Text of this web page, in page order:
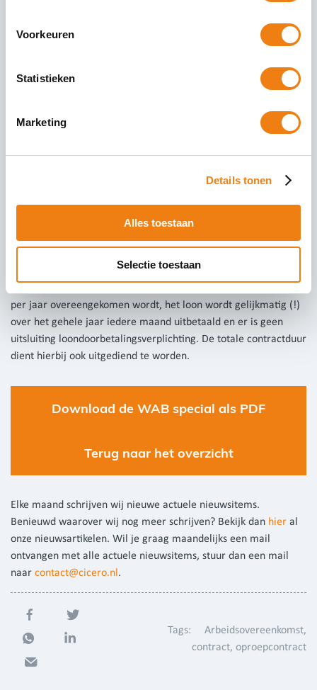
Voorkeuren
Statistieken
Marketing
Details tonen
Alles toestaan
Selectie toestaan
Contracten met stilzwijgende verlenging dienen daarmee
minimaal voor 4 weken verlengd te worden en indien deze
loondoorbetalingsverplichting hebben, geldt dat per 2020
Conclusie
omhoog in verband met de transitievergoeding (ca 2.78%
Aandachtspunten/uitzonderingen
urenmodel wordt toegepast vallen niet onder de regels van de
per jaar overeengekomen wordt, het loon wordt gelijkmatig (!)
over het gehele jaar iedere maand uitbetaald en er is geen
uitsluiting loondoorbetalingsverplichting. De totale contractduur
dient hierbij ook uitgediend te worden.
Download de WAB special als PDF
Terug naar het overzicht
Elke maand schrijven wij nieuwe actuele nieuwsitems.
Benieuwd waarover wij nog meer schrijven? Bekijk dan hier al
onze nieuwsartikelen. Wil je graag maandelijks een mail
ontvangen met alle actuele nieuwsitems, stuur dan een mail
naar contact@cicero.nl .
Tags:
Arbeidsovereenkomst
contract oproepcontract